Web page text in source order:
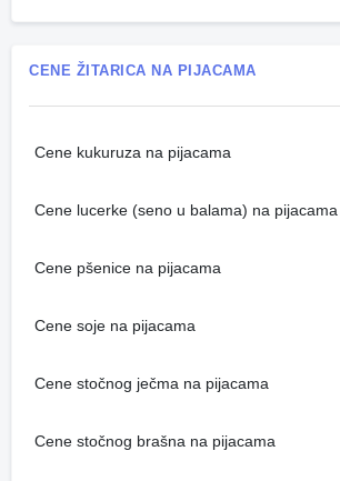
CENE ŽITARICA NA PIJACAMA
Cene kukuruza na pijacama
Cene lucerke (seno u balama) na pijacama
Cene pšenice na pijacama
Cene soje na pijacama
Cene stočnog ječma na pijacama
Cene stočnog brašna na pijacama